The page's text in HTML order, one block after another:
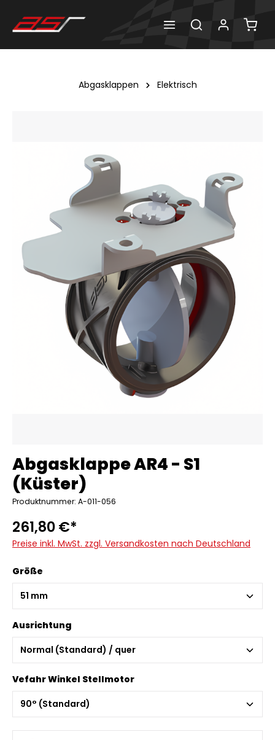
Abgasklappen Elektrisch
Abgasklappe AR4 - S1
(Küster)
Produktnummer: A-011-056
261,80 €*
Preise inkl. MwSt. zzgl. Versandkosten nach Deutschland
Größe
Ausrichtung
Vefahr Winkel Stellmotor